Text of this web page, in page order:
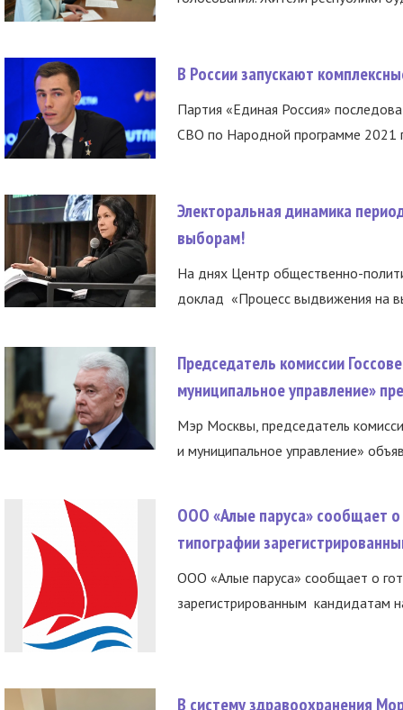
В России запускают
Партия «Единая Россия»
СВО по Народной программе 2021
Электоральная динамика
выборам!
На днях Центр общественно-
доклад «Процесс выдвижения на
Председатель комиссии
муниципальное управление»
Мэр Москвы, председатель
и муниципальное управление»
ООО «Алые паруса» сообщает о
типографии
ООО «Алые паруса» сообщает о
зарегистрированным кандидатам
В систему здравоохранения